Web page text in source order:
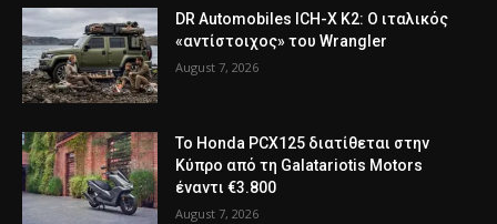
DR Automobiles ICH-X K2: Ο ιταλικός
«αντίστοιχος» του Wrangler
August 7, 2026
Το Honda PCX125 διατίθεται στην
Κύπρο από τη Galatariotis Motors
έναντι €3.800
August 7, 2026